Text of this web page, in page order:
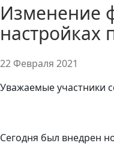
Изменение
настройках
22 Февраля 2021
Уважаемые участники
Сегодня был внедрен